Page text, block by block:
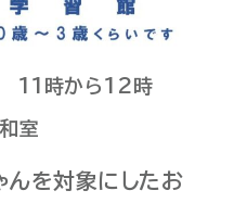
） 11時から12時
室
を対象にしたお